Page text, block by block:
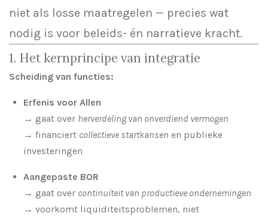
niet als losse maatregelen — precies wat
nodig is voor beleids- én narratieve kracht.
1. Het kernprincipe van integratie
Scheiding van functies:
Erfenis voor Allen
→ gaat over herverdeling van onverdiend vermogen
→ financiert collectieve startkansen en publieke
investeringen
Aangepaste BOR
→ gaat over continuïteit van productieve ondernemingen
→ voorkomt liquiditeitsproblemen, niet